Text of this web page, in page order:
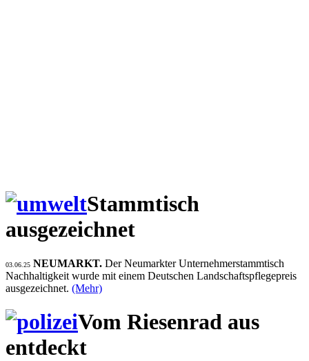
Stammtisch
ausgezeichnet
03.06.25 NEUMARKT. Der Neumarkter Unternehmerstammtisch
Nachhaltigkeit wurde mit einem Deutschen Landschaftspflegepreis
ausgezeichnet. (Mehr)
Vom Riesenrad aus
entdeckt